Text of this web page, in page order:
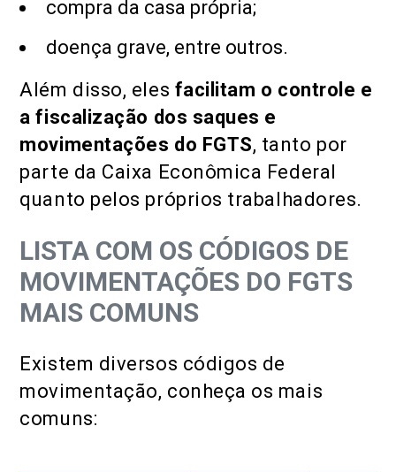
compra da casa própria;
doença grave, entre outros.
Além disso, eles facilitam o controle e
a fiscalização dos saques e
movimentações do FGTS, tanto por
parte da Caixa Econômica Federal
quanto pelos próprios trabalhadores.
LISTA COM OS CÓDIGOS DE
MOVIMENTAÇÕES DO FGTS
MAIS COMUNS
Existem diversos códigos de
movimentação, conheça os mais
comuns: